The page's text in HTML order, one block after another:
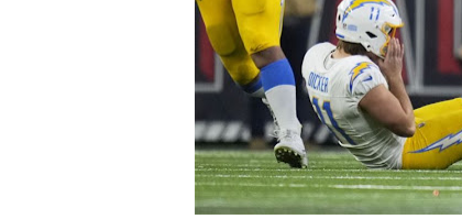
Mundial de
Tour de Francia
Mundial de Fórmula 1
Copa del Mundo